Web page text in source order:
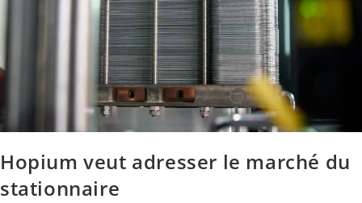
Hopium veut adresser le marché du
stationnaire